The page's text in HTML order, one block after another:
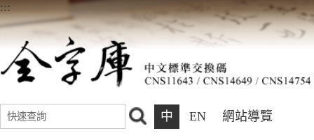
:::
中 EN 網站導覽